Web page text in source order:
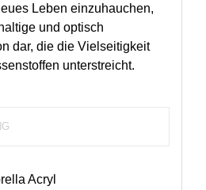
Leben einzuhauchen,
und optisch
dar, die die Vielseitigkeit
unterstreicht.
Acryl